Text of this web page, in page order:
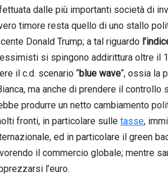
dalle più importanti società di
timore resta quello di uno stallo
Donald Trump; a tal riguardo
si spingono addirittura oltre il
il c.d. scenario “blue wave“, ossia la
ma anche di prendere il
produrre un netto cambiamento
fronti, in particolare sulle tasse,
ed in particolare il green
il commercio globale; mentre
l’euro.